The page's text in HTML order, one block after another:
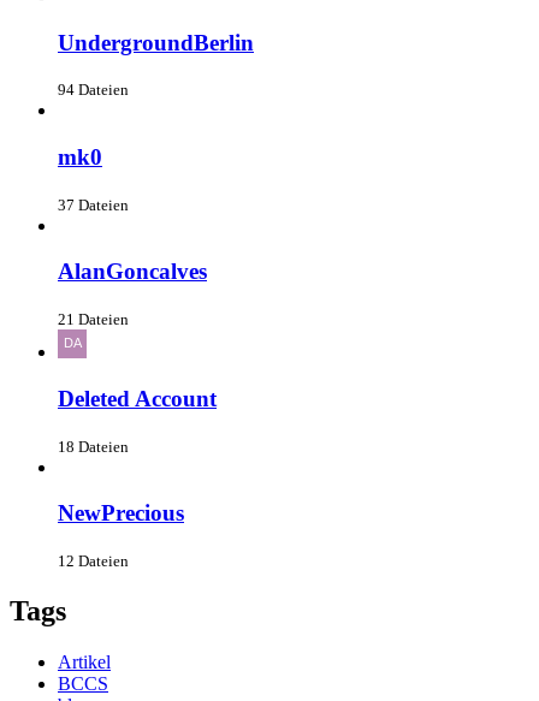
UndergroundBerlin
94 Dateien
mk0
37 Dateien
AlanGoncalves
21 Dateien
Deleted Account
18 Dateien
NewPrecious
12 Dateien
Tags
Artikel
BCCS